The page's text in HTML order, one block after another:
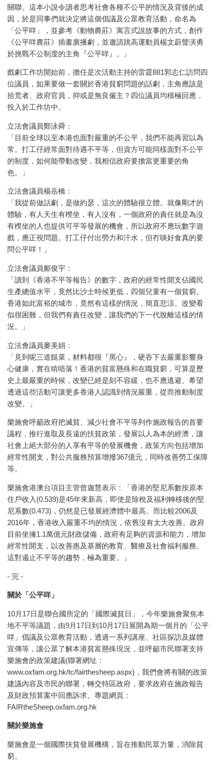
關聯。這本小說令讀者思考社會各種不公平的情況及背後的成
因，於是同事們就決定將這個倡議及公眾教育活動，命名為
「公平咩」，並參考《動物農莊》寓言式說故事的方式，創作
《公平咩農莊》插畫廣播劇，並邀請跳高運動員楊文蔚聲演勇
於挑戰不公制度的主角『公平咩』。」
戲劇工作坊開始前，擔任是次活動主持的雷霆881郭志仁訪問四
位議員，如果要做一套關於香港貧窮問題的話劇，主角應該是
拾荒者、政府官員，抑或是無良僱主？四位議員均積極回應，
投入於工作坊中。
立法會議員鄭泳舜：
「目前全球以至本港也面對嚴重的不公平，我們不能再習以為
常。打工仔經常面對待遇不平等，但資方可能同樣面對不公平
的制度，如何能帶動改變，我相信政府要擔當更重要的角
色。」
立法會議員楊岳橋：
「我從前做話劇，是做約瑟，這次的體驗很立體。就像剛才的
體驗，有人天生有櫈坐，有人沒有，一個政府的責任就是為沒
有櫈坐的人也提供可平等發展的機會，所以政府不應玩數字遊
戲，應正視問題。打工仔付出勞力和汗水，但冇啖好食真的要
問公平咩！」
立法會議員鄺俊宇：
「讀到《香港不平等報告》的數字，政府的經常性開支佔國民
生產總值水平，竟然比沙士時候更低，四個兒童有一個貧窮。
香港如此富裕的城市，竟然有這樣的情況，簡直悲涼。改變看
似很困難，但我們有責任改變，讓我們的下一代脫離這樣的情
況。」
立法會議員麥美娟：
「見到呢三道餸菜，材料都很『黑心』，硬吞下去嚴重影響身
心健康，實在啃唔落！香港的貧富懸殊和在職貧窮，可算是歷
史上最嚴重的時候，改變已經是刻不容緩，也不應逃避。希望
透過這些活動可讓更多香港人認識到情況嚴重，從而推動制度
改變。」
樂施會呼籲政府把滅貧、減少社會不平等列作施政報告的首要
議程，推行進取及長遠的扶貧政策，發展以人為本的經濟，讓
社會上絕大部分的人享有平等的發展機會，政策方向包括增加
經常性開支，對公共服務預算增撥367億元，同時改善勞工保障
等。
樂施會港澳台項目主管曾迦慧表示：「香港的堅尼系數按原本
住戶收入(0.539)是45年來新高，即使是除稅及福利轉移後的堅
尼系數(0.473)，仍然是已發展經濟體中最高。而比較2006及
2016年，香港收入嚴重不均的情況，依舊沒有太大改善。政府
目前坐擁1.1萬億元財政儲備，政府有足夠的資源和能力，增加
經常性開支，以改善惠及基層的教育、醫療及社會福利服務。
這對遏止不平等的趨勢，極為重要。」
- 完 -
關於「公平咩」
10月17日是聯合國所定的「國際滅貧日」，今年樂施會聚焦本
地不平等議題，由9月17日到10月17日展開為期一個月的「公平
咩」倡議及公眾教育活動，透過一系列講座、社區探訪及媒體
宣傳等，讓公眾了解本港貧富懸殊現況，並呼籲市民聯署支持
樂施會的政策建議(聯署網址：
www.oxfam.org.hk/tc/fairthesheep.aspx)，我們會將有關的政策
建議內容及市民的聯署，轉交特區政府，要求政府在施政報告
及財政預算案中回應訴求。專題網頁：
FAIRtheSheep.oxfam.org.hk
關於樂施會
樂施會是一個國際扶貧發展機構，旨在推動民眾力量，消除貧
窮。